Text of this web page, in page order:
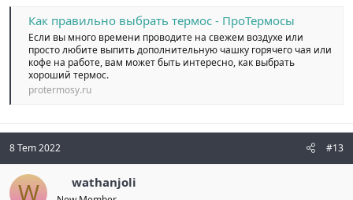
Как правильно выбрать термос - ПроТермосы
Если вы много времени проводите на свежем воздухе или
просто любите выпить дополнительную чашку горячего чая или
кофе на работе, вам может быть интересно, как выбрать
хороший термос.
protermosy.ru
8 Tem 2022 #13
W wathanjoli